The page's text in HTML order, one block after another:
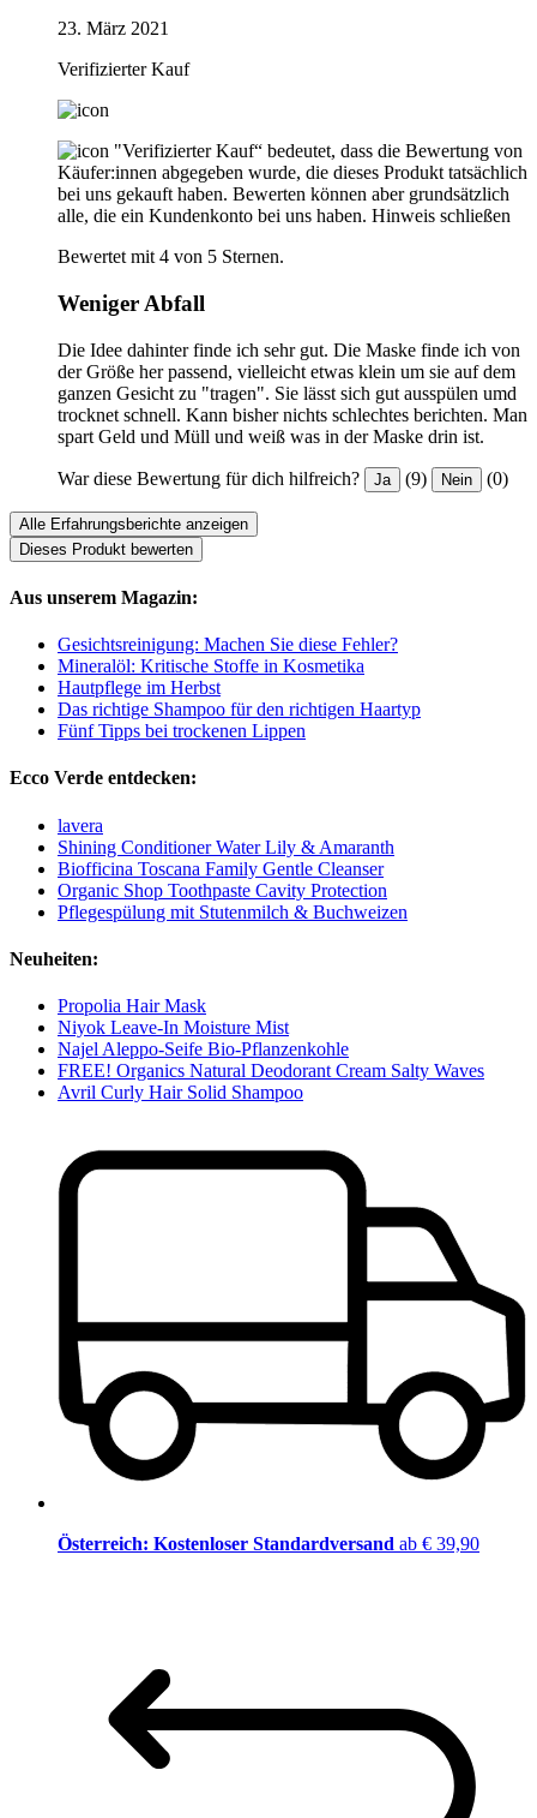
23. März 2021
Verifizierter Kauf
"Verifizierter Kauf“ bedeutet, dass die Bewertung von
Käufer:innen abgegeben wurde, die dieses Produkt tatsächlich
bei uns gekauft haben. Bewerten können aber grundsätzlich
alle, die ein Kundenkonto bei uns haben. Hinweis schließen
Bewertet mit 4 von 5 Sternen.
Weniger Abfall
Die Idee dahinter finde ich sehr gut. Die Maske finde ich von
der Größe her passend, vielleicht etwas klein um sie auf dem
ganzen Gesicht zu "tragen". Sie lässt sich gut ausspülen umd
trocknet schnell. Kann bisher nichts schlechtes berichten. Man
spart Geld und Müll und weiß was in der Maske drin ist.
War diese Bewertung für dich hilfreich? Ja (9) Nein (0)
Alle Erfahrungsberichte anzeigen
Dieses Produkt bewerten
Aus unserem Magazin:
Gesichtsreinigung: Machen Sie diese Fehler?
Mineralöl: Kritische Stoffe in Kosmetika
Hautpflege im Herbst
Das richtige Shampoo für den richtigen Haartyp
Fünf Tipps bei trockenen Lippen
Ecco Verde entdecken:
lavera
Shining Conditioner Water Lily & Amaranth
Biofficina Toscana Family Gentle Cleanser
Organic Shop Toothpaste Cavity Protection
Pflegespülung mit Stutenmilch & Buchweizen
Neuheiten:
Propolia Hair Mask
Niyok Leave-In Moisture Mist
Najel Aleppo-Seife Bio-Pflanzenkohle
FREE! Organics Natural Deodorant Cream Salty Waves
Avril Curly Hair Solid Shampoo
Österreich: Kostenloser Standardversand ab € 39,90